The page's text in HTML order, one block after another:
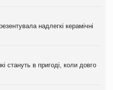
надлегкі керамічні
стануть в пригоді, коли довго